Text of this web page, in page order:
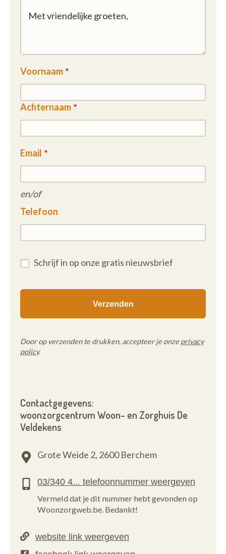
Voornaam
Achternaam
Email
en/of
Telefoon
Schrijf in op onze gratis nieuwsbrief
Door op verzenden te drukken, accepteer je onze privacy
policy.
Contactgegevens:
woonzorgcentrum Woon- en Zorghuis De
Veldekens
Grote Weide 2, 2600 Berchem
Vermeld dat je dit nummer hebt gevonden op
Woonzorgweb.be. Bedankt!